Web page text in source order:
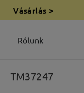
Vásárlás >
Rólunk
TM37247